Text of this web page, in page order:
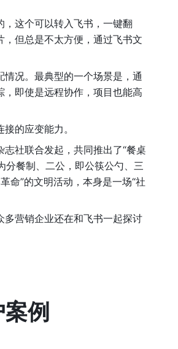
这个可以转入飞书，一键翻
但总是不太方便，通过飞书文
况。最典型的一个场景是，通
即使是远程协作，项目也能高
的应变能力。
社联合发起，共同推出了“餐桌
分餐制、二公，即公筷公勺、三
命”的文明活动，本身是一场“社
营销企业还在和飞书一起探讨
例